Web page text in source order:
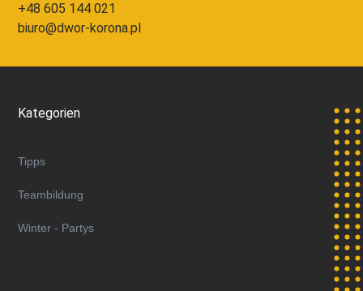
+48 605 144 021
biuro@dwor-korona.pl
Kategorien
Tipps
Teambildung
Winter - Partys